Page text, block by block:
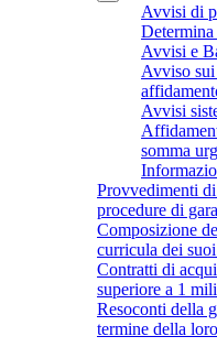
Avvisi di
Determina
Avvisi e
Avviso
Avvisi
somma
Provvedimenti
procedure di gara
Composizione
curricula dei
Contratti di
superiore a 1
Resoconti della
termine della